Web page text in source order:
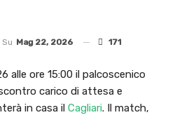
Su Mag 22, 2026 171
alle ore 15:00 il palcoscenico
carico di attesa e
in casa il Cagliari. Il match,